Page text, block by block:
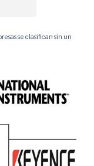
se clasifican sin un